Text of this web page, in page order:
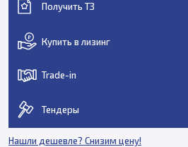
Получить ТЗ
Купить в лизинг
Trade-in
Тендеры
Нашли дешевле? Снизим цену!